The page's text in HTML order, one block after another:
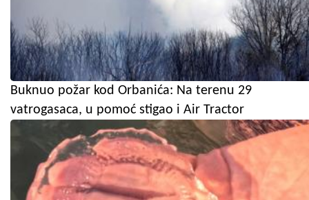
Buknuo požar kod Orbanića: Na terenu 29
vatrogasaca, u pomoć stigao i Air Tractor